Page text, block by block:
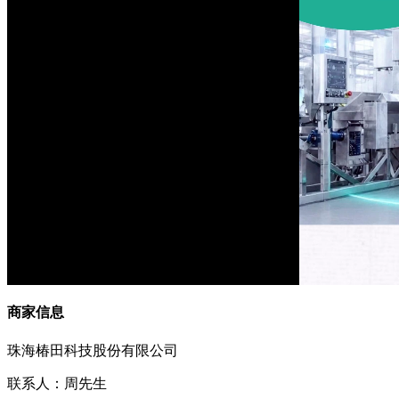
商家信息
珠海椿田科技股份有限公司
联系人：周先生